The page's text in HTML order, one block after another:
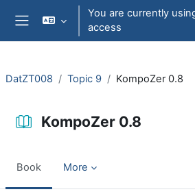
Skip to main content
You are currently
access
DatZT008 Topic 9 KompoZer 0.8
KompoZer 0.8
Book More